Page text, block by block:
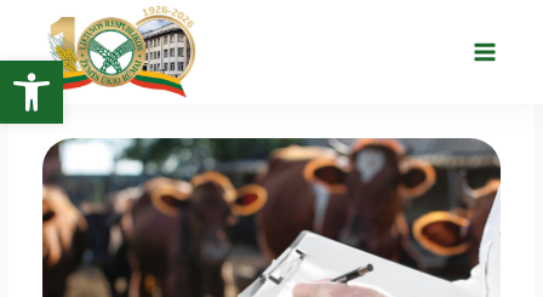
Open toolbar
turinio
Main